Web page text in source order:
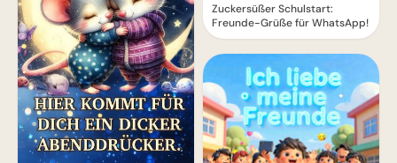
Zuckersüßer Schulstart:
Freunde-Grüße für WhatsApp!